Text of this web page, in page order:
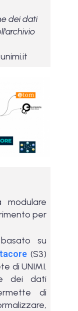
dei dati
modulare
per
su
(S3)
di UNIMI.
dei dati
di